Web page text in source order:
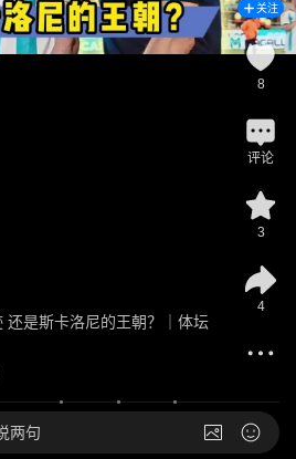
还是斯卡洛尼的王朝？｜体坛
关注
8
评论
3
4
两句